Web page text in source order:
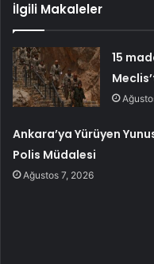
İlgili Makaleler
15
Ankara’ya Yürüyen
Polis Müdalesi
Ağustos 7, 2026